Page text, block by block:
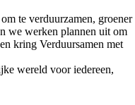
te verduurzamen, groener
we werken plannen uit om
kring Verduursamen met
wereld voor iedereen,